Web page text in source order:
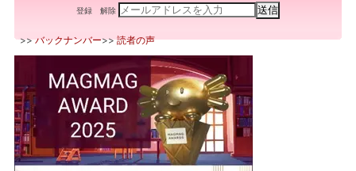
登録 解除
>>バックナンバー>>読者の声